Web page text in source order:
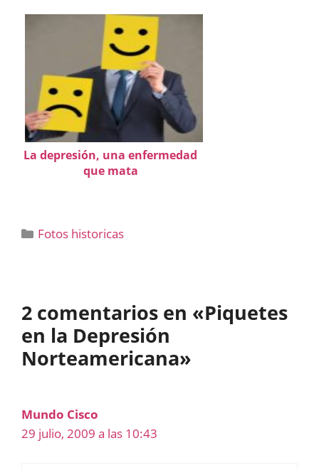
La depresión, una enfermedad
que mata
Categorías
Fotos historicas
2 comentarios en «Piquetes
en la Depresión
Norteamericana»
Mundo Cisco
29 julio, 2009 a las 10:43